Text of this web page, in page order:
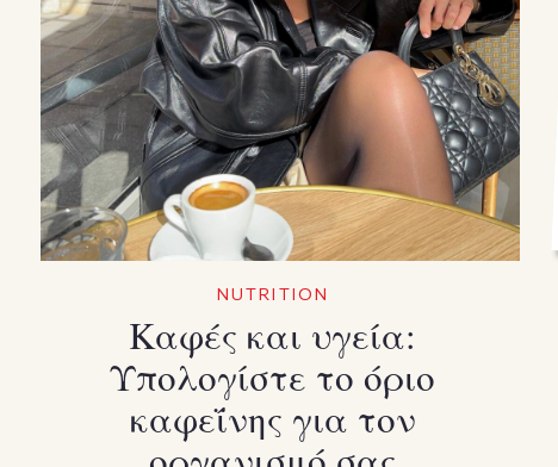
NUTRITION
Καφές και υγεία:
Υπολογίστε το όριο
καφεΐνης για τον